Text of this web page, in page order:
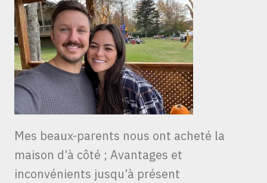
Mes beaux-parents nous ont acheté la
maison d’à côté ; Avantages et
inconvénients jusqu’à présent